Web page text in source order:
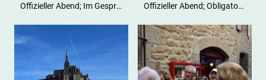
Offizieller Abend; Im Gespräch vertieft Offizieller Abend; Obligatorisch der gemeinsame Gesang